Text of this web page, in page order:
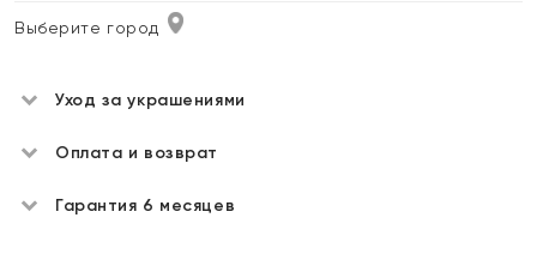
Выберите город
Уход за украшениями
Оплата и возврат
Гарантия 6 месяцев